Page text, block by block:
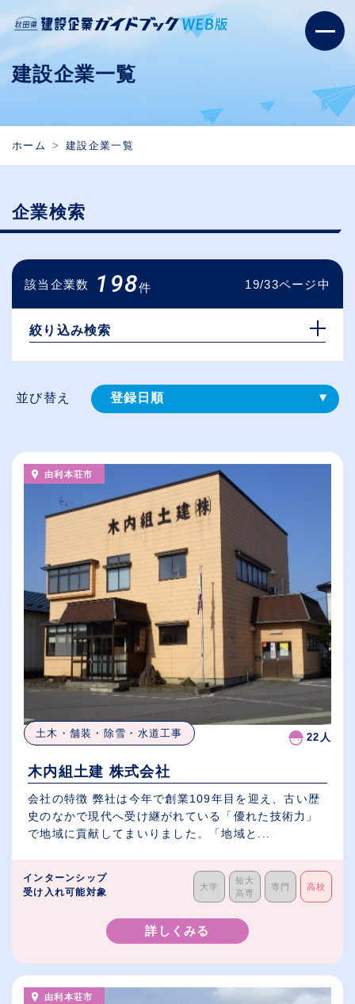
建設企業一覧
ホーム 建設企業一覧
企業検索
該当企業数 198件 19/33ページ中
絞り込み検索
並び替え 登録⽇順
（⾼卒の給与を基準）
従業員が多い順
休日数が多い順
由利本荘市
土木・舗装・除雪・水道工事 22人
木内組土建 株式会社
会社の特徴 弊社は今年で創業109年目を迎え、古い歴
史のなかで現代へ受け継がれている「優れた技術力」
で地域に貢献してまいりました。「地域と...
インターンシップ
受け入れ可能対象
大学
短大
高専
専門 高校
詳しくみる
由利本荘市